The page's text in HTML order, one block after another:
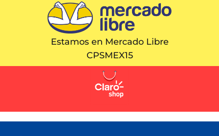
Estamos en Mercado Libre
CPSMEX15